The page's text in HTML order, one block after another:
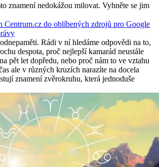
znamení nedokážou milovat. Vyhněte se jim
Centrum.cz do oblíbených zdrojů pro Google
Rádi v ní hledáme odpovědi na to,
despota, proč nejlepší kamarád neustále
pět let dopředu, nebo proč nám to ve vztahu
ale v různých kruzích narazíte na docela
znamení zvěrokruhu, která jednoduše